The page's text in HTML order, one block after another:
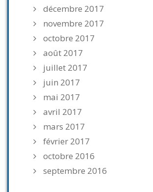
décembre 2017
novembre 2017
octobre 2017
août 2017
juillet 2017
juin 2017
mai 2017
avril 2017
mars 2017
février 2017
octobre 2016
septembre 2016